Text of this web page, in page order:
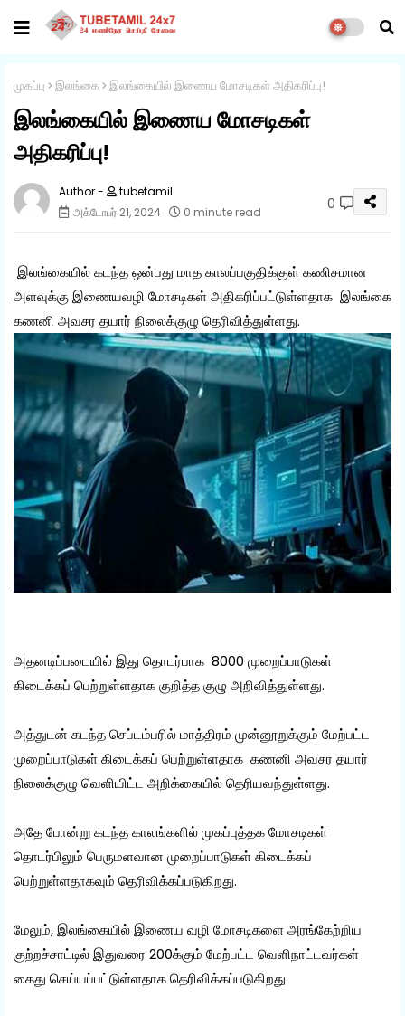
முகப்பு இலங்கை இலங்கையில் இணைய மோசடிகள் அதிகரிப்பு!
இலங்கையில் இணைய மோசடிகள்
அதிகரிப்பு!
tubetamil
அக்டோபர் 21, 2024
0 minute read 0
இலங்கையில் கடந்த ஒன்பது மாத காலப்பகுதிக்குள் கணிசமான
அளவுக்கு இணையவழி மோசடிகள் அதிகரிப்பட்டுள்ளதாக இலங்கை
கணனி அவசர தயார் நிலைக்குழு தெரிவித்துள்ளது.
அதனடிப்படையில் இது தொடர்பாக 8000 முறைப்பாடுகள்
கிடைக்கப் பெற்றுள்ளதாக குறித்த குழு அறிவித்துள்ளது.
அத்துடன் கடந்த செப்டம்பரில் மாத்திரம் முன்னூறுக்கும் மேற்பட்ட
முறைப்பாடுகள் கிடைக்கப் பெற்றுள்ளதாக கணனி அவசர தயார்
நிலைக்குழு வெளியிட்ட அறிக்கையில் தெரியவந்துள்ளது.
அதே போன்று கடந்த காலங்களில் முகப்புத்தக மோசடிகள்
தொடர்பிலும் பெருமளவான முறைப்பாடுகள் கிடைக்கப்
பெற்றுள்ளதாகவும் தெரிவிக்கப்படுகிறது.
மேலும், இலங்கையில் இணைய வழி மோசடிகளை அரங்கேற்றிய
குற்றச்சாட்டில் இதுவரை 200க்கும் ​மேற்பட்ட வெளிநாட்டவர்கள்
கைது செய்யப்பட்டுள்ளதாக தெரிவிக்கப்படுகிறது.